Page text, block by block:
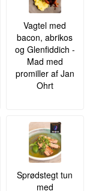
Vagtel med
bacon, abrikos
og Glenfiddich -
Mad med
promiller af Jan
Ohrt
Sprødstegt tun
med